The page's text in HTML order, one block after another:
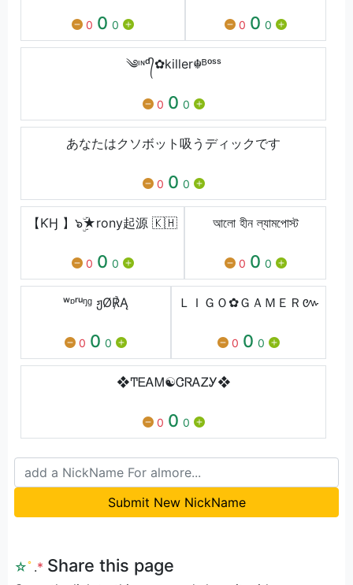
0 0 0 0 0 0
༄ᶦᶰᵈ᭄✿killer☬ᴮᵒˢˢ
0 0 0
あなたはクソボット吸うディックです
0 0 0
【ƘӇ 】๖ۣۜ★rony起源 🇰🇭
0 0 0
আলো হীন ল্যামপোস্ট
0 0 0
ʷᶛʳᵘᵑᶢ ჟØ℟Ą
0 0 0
ＬＩＧＯ✿ＧＡＭＥＲ៚
0 0 0
❖ͲᎬᎪᎷ☯ᏣᏒᎪᏃᎩ❖
0 0 0
Submit New NickName
☆ﾟ .* Share this page